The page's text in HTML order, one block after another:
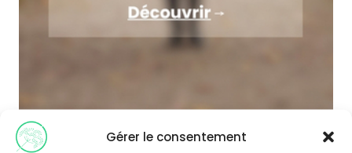
Gérer le consentement